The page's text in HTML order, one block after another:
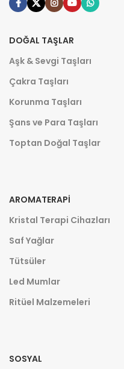
DOĞAL TAŞLAR
Aşk & Sevgi Taşları
Çakra Taşları
Korunma Taşları
Şans ve Para Taşları
Toptan Doğal Taşlar
AROMATERAPI
Kristal Terapi Cihazları
Saf Yağlar
Tütsüler
Led Mumlar
Ritüel Malzemeleri
SOSYAL